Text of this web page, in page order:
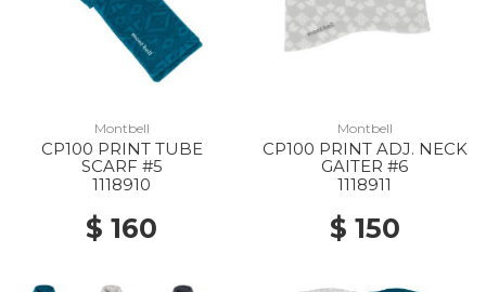
Montbell
CP100 PRINT TUBE
SCARF #5
1118910
$ 160
Montbell
CP100 PRINT ADJ. NECK
GAITER #6
1118911
$ 150